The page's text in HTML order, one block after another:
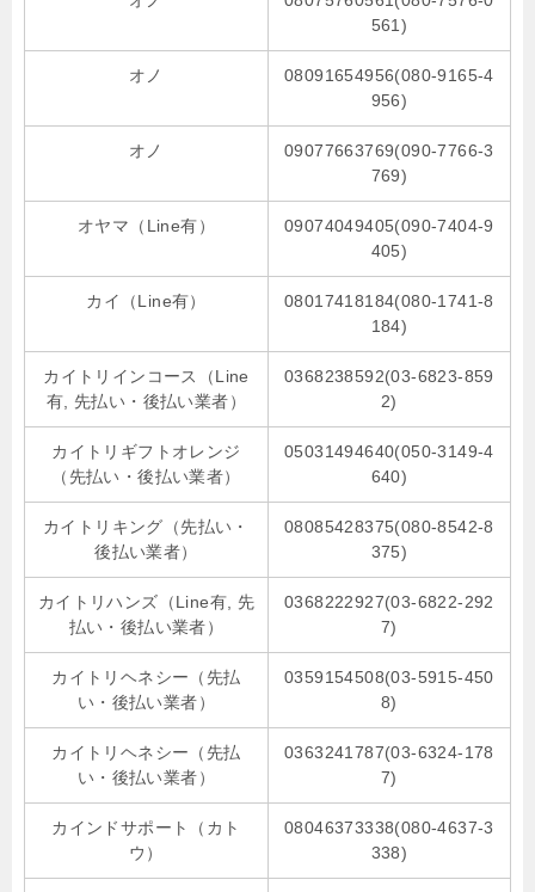
561)
オノ
08091654956(080-9165-4
956)
オノ
09077663769(090-7766-3
769)
オヤマ（Line有）
09074049405(090-7404-9
405)
カイ（Line有）
08017418184(080-1741-8
184)
カイトリインコース（Line
有, 先払い・後払い業者）
0368238592(03-6823-859
2)
カイトリギフトオレンジ
（先払い・後払い業者）
05031494640(050-3149-4
640)
カイトリキング（先払い・
後払い業者）
08085428375(080-8542-8
375)
カイトリハンズ（Line有, 先
払い・後払い業者）
0368222927(03-6822-292
7)
カイトリヘネシー（先払
い・後払い業者）
0359154508(03-5915-450
8)
カイトリヘネシー（先払
い・後払い業者）
0363241787(03-6324-178
7)
カインドサポート（カト
ウ）
08046373338(080-4637-3
338)